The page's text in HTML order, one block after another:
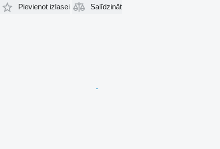
Pievienot izlasei
Salīdzināt